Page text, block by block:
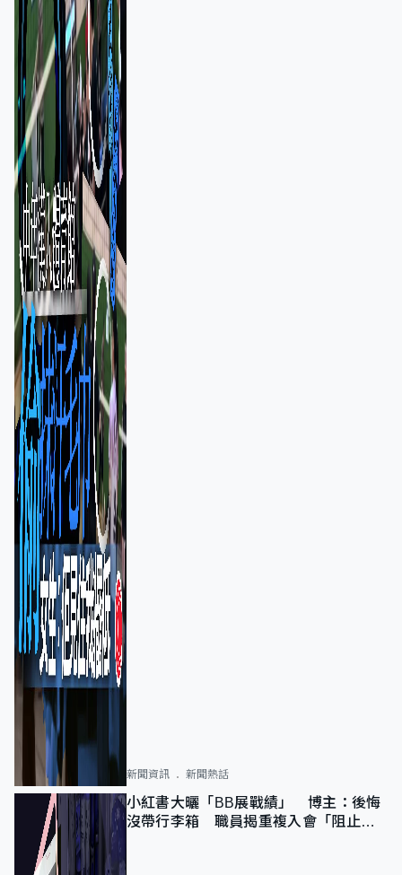
新聞資訊 新聞熱話
小紅書大曬「BB展戰績」 博主：後悔
沒帶行李箱 職員揭重複入會「阻止唔